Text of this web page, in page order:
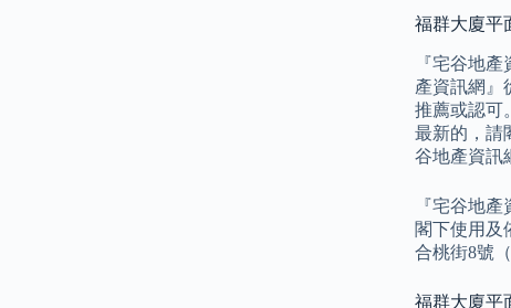
福群大廈平
『宅谷地
產資訊網』
推薦或認可
最新的，請
谷地產資訊
『宅谷地
閣下使用及
合桃街8號
福群大廈平